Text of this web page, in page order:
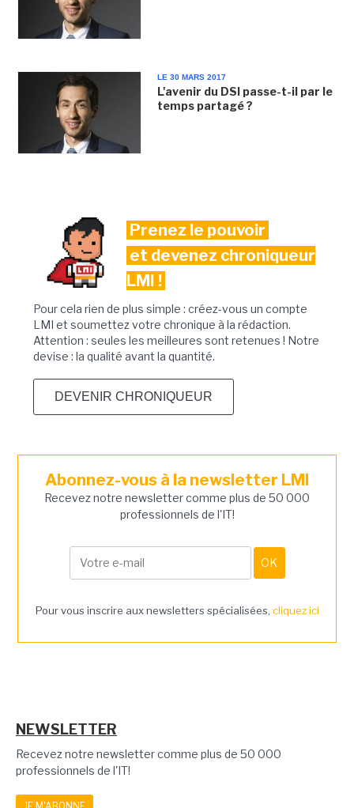
LE 30 MARS 2017
L'avenir du DSI passe-t-il par le
temps partagé ?
Prenez le pouvoir
et devenez chroniqueur
LMI !
Pour cela rien de plus simple : créez-vous un compte
LMI et soumettez votre chronique à la rédaction.
Attention : seules les meilleures sont retenues ! Notre
devise : la qualité avant la quantité.
DEVENIR CHRONIQUEUR
Abonnez-vous à la newsletter LMI
Recevez notre newsletter comme plus de 50 000
professionnels de l'IT!
Pour vous inscrire aux newsletters spécialisées, cliquez ici
NEWSLETTER
Recevez notre newsletter comme plus de 50 000
professionnels de l'IT!